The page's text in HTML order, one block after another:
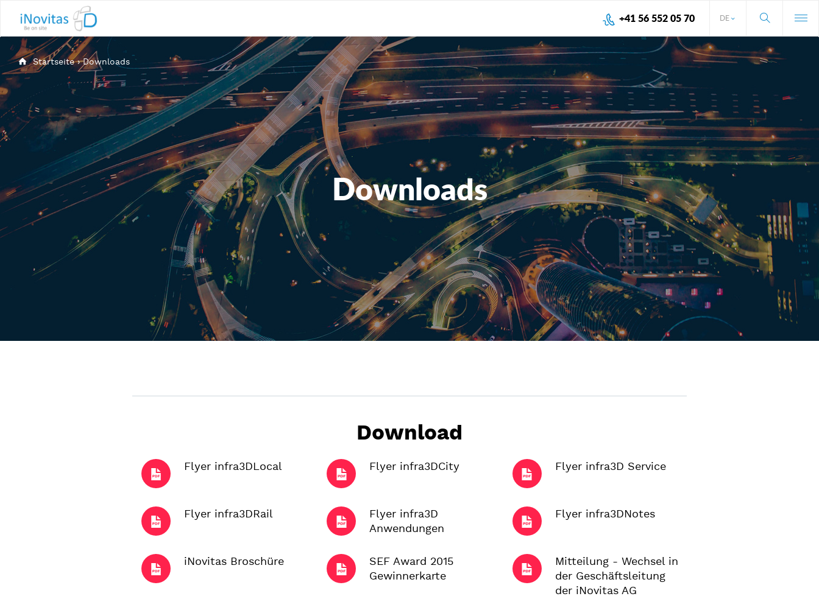
DE
+41 56 552 05 70
Startseite›Downloads
Downloads
Download
Flyer infra3DLocal Flyer infra3DCity Flyer infra3D Service
Flyer infra3DRail
Flyer infra3D
Anwendungen
Flyer infra3DNotes
iNovitas Broschüre
SEF Award 2015
Gewinnerkarte
Mitteilung - Wechsel in
der Geschäftsleitung
der iNovitas AG